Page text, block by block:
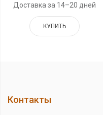
Доставка за 14–20 дней
КУПИТЬ
Контакты